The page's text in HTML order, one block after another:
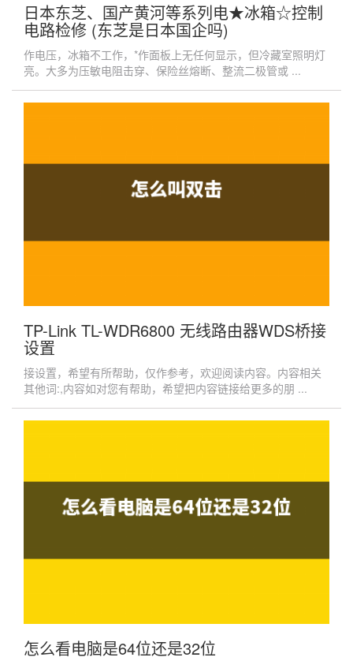
日本东芝、国产黄河等系列电★冰箱☆控制
电路检修 (东芝是日本国企吗)
作电压，冰箱不工作，*作面板上无任何显示，但冷藏室照明灯
亮。大多为压敏电阻击穿、保险丝熔断、整流二极管或 ...
TP-Link TL-WDR6800 无线路由器WDS桥接
设置
接设置，希望有所帮助，仅作参考，欢迎阅读内容。内容相关
其他词:,内容如对您有帮助，希望把内容链接给更多的朋 ...
怎么看电脑是64位还是32位